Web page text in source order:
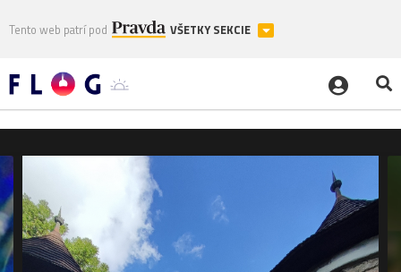
Tento web patrí pod VŠETKY SEKCIE